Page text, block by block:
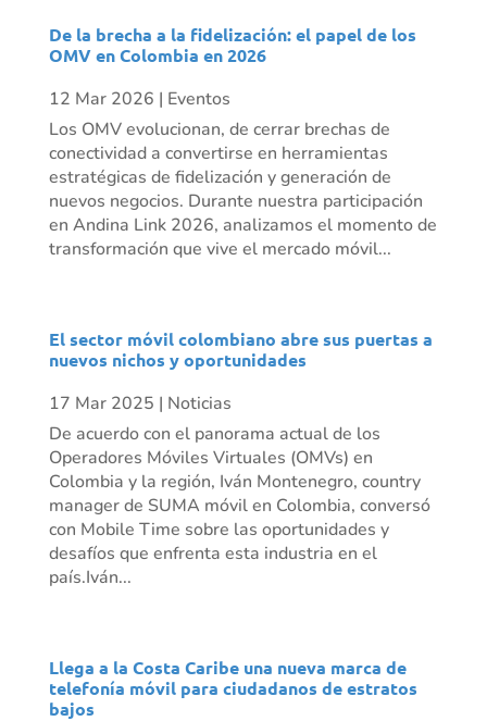
De la brecha a la fidelización: el papel de los
OMV en Colombia en 2026
12 Mar 2026 | Eventos
Los OMV evolucionan, de cerrar brechas de
conectividad a convertirse en herramientas
estratégicas de fidelización y generación de
nuevos negocios. Durante nuestra participación
en Andina Link 2026, analizamos el momento de
transformación que vive el mercado móvil...
El sector móvil colombiano abre sus puertas a
nuevos nichos y oportunidades
17 Mar 2025 | Noticias
De acuerdo con el panorama actual de los
Operadores Móviles Virtuales (OMVs) en
Colombia y la región, Iván Montenegro, country
manager de SUMA móvil en Colombia, conversó
con Mobile Time sobre las oportunidades y
desafíos que enfrenta esta industria en el
país.Iván...
Llega a la Costa Caribe una nueva marca de
telefonía móvil para ciudadanos de estratos
bajos